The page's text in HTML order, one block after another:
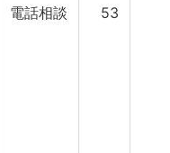
電話相談 53